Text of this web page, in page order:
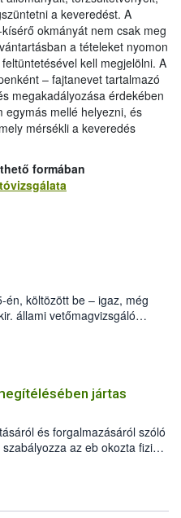
a keveredést. A
okmányát nem csak meg
a tételeket nyomon
kell megjelölni. A
– fajtanevet tartalmazó
megakadályozása érdekében
egymás mellé helyezni, és
mérsékli a keveredés
ő formában
én, költözött be – igaz, még
állami vetőmagvizsgáló
alatti, Czigler Győző által
jártas
és forgalmazásáról szóló
az eb okozta fizikai
felmerülő
eb tartását és annak
jártas szakértőt.